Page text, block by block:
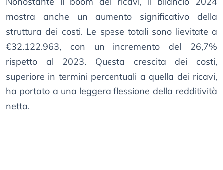
mostra anche un aumento significativo della
struttura dei costi. Le spese totali sono lievitate a
€32.122.963, con un incremento del 26,7%
rispetto al 2023. Questa crescita dei costi,
superiore in termini percentuali a quella dei ricavi,
ha portato a una leggera flessione della redditività
netta.